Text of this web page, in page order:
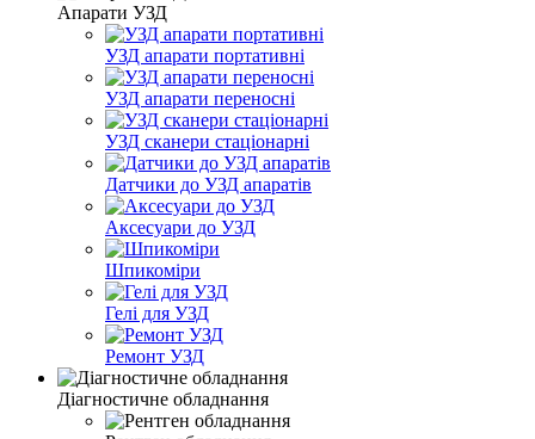
Апарати УЗД
УЗД апарати портативні
УЗД апарати переносні
УЗД сканери стаціонарні
Датчики до УЗД апаратів
Аксесуари до УЗД
Шпикоміри
Гелі для УЗД
Ремонт УЗД
Діагностичне обладнання